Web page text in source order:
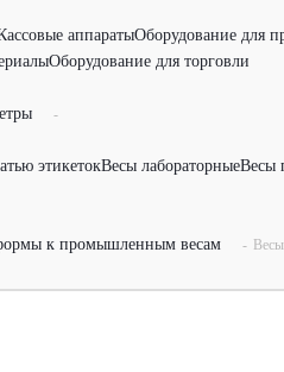
аппаратыОборудование для
Оборудование для торговли
-
этикетокВесы лабораторныеВесы
к промышленным весам -